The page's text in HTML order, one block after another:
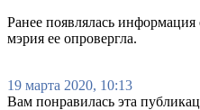
Ранее появлялась
мэрия ее опровергла.
19 марта 2020, 10:13
Вам понравилась эта